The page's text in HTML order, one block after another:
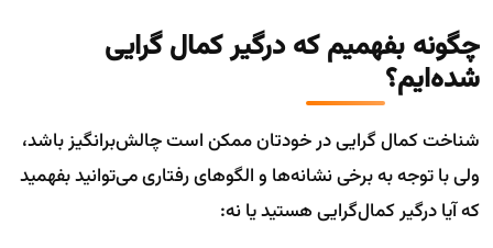
چگونه بفهمیم که درگیر کمال گرایی
شده‌ایم؟
شناخت کمال گرایی در خودتان ممکن است چالش‌برانگیز باشد،
ولی با توجه به برخی نشانه‌ها و الگوهای رفتاری می‌توانید بفهمید
که آیا درگیر کمال‌گرایی هستید یا نه: